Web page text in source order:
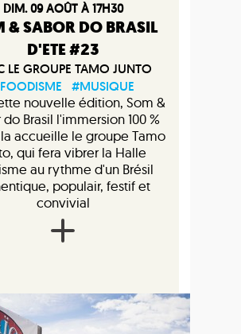
DIM. 09 AOÛT À 17H30
& SABOR DO BRASIL
D'ETE #23
LE GROUPE TAMO JUNTO
#MUSIQUE
nouvelle édition, Som &
do Brasil l'immersion 100 %
la accueille le groupe Tamo
qui fera vibrer la Halle
au rythme d'un Brésil
populair, festif et
convivial